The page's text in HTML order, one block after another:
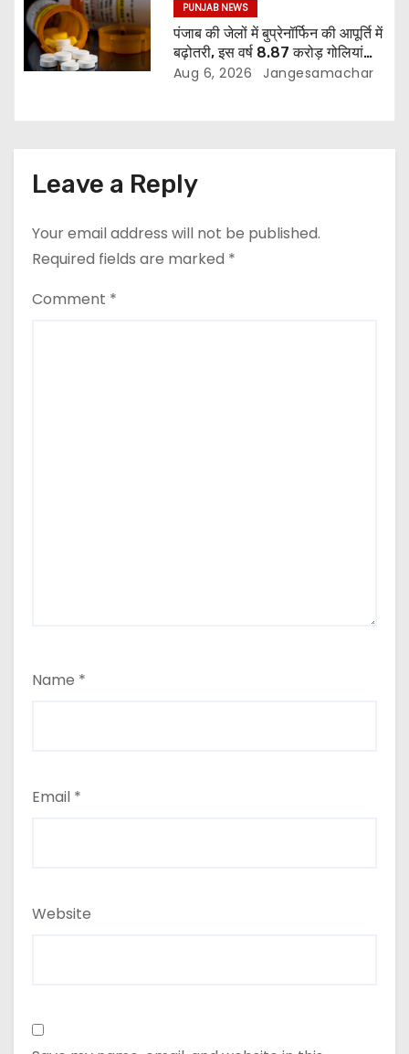
PUNJAB NEWS
पंजाब की जेलों में बुप्रेनॉर्फिन की आपूर्ति में
बढ़ोतरी, इस वर्ष 8.87 करोड़ गोलियां
जारी: रिपोर्ट
Aug 6, 2026 Jangesamachar
Leave a Reply
Your email address will not be published.
Required fields are marked *
Comment *
Name *
Email *
Website